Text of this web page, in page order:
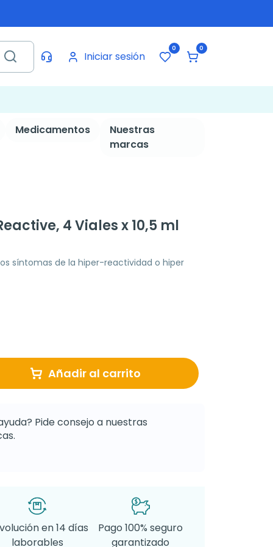
Iniciar sesión
0 0
Medicamentos
Nuestras
marcas
4 Viales x 10,5 ml
síntomas de la hiper-reactividad o hiper
Añadir al carrito
Pide consejo a nuestras
en 14 días
laborables
Pago 100% seguro
garantizado